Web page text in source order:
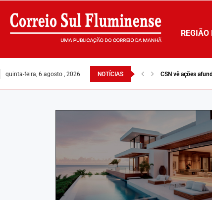
REGIÃO
quinta-feira, 6 agosto , 2026 NOTÍCIAS CSN vê ações